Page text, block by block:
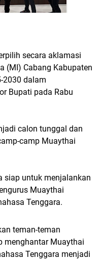
secara aklamasi
(MI) Cabang Kabupaten
2030 dalam
Bupati pada Rabu
calon tunggal dan
camp Muaythai
siap untuk menjalankan
Muaythai
Tenggara.
teman-teman
menghantar Muaythai
Tenggara menjadi